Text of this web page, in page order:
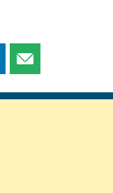
Partager
page